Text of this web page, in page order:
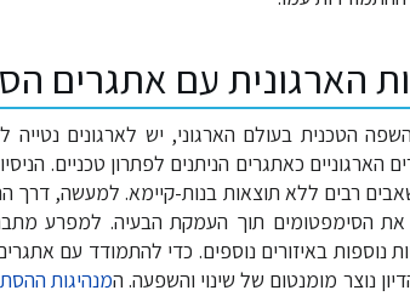
הארגונית עם אתגרים
הטכנית בעולם הארגוני, יש לארגונים
הארגוניים כאתגרים הניתנים לפתרון טכניים.
רבים ללא תוצאות בנות-קיימא. למעשה, דרך
הסימפטומים תוך העמקת הבעיה. למפרע מתברר
נוספות באיזורים נוספים. כדי להתמודד עם
נוצר מומנטום של שינוי והשפעה. המנהיגות